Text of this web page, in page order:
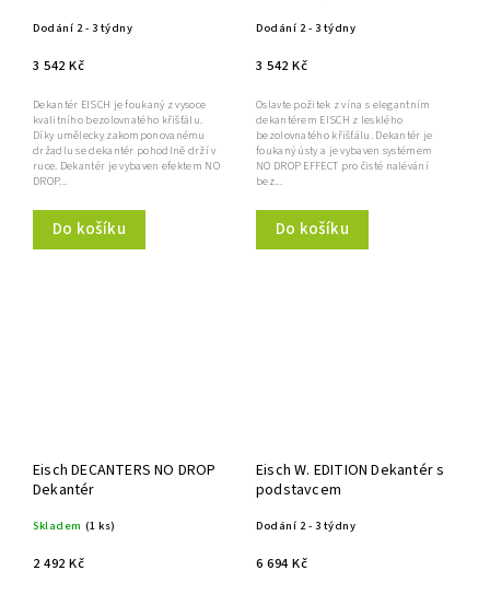
Dodání 2 - 3 týdny
3 542 Kč
Do košíku
Dekantér EISCH je foukaný z vysoce
kvalitního bezolovnatého křišťálu.
Díky umělecky zakomponovanému
držadlu se dekantér pohodlně drží v
ruce. Dekantér je vybaven efektem NO
DROP...
Dodání 2 - 3 týdny
3 542 Kč
Do košíku
Oslavte požitek z vína s elegantním
dekantérem EISCH z lesklého
bezolovnatého křišťálu. Dekantér je
foukaný ústy a je vybaven systémem
NO DROP EFFECT pro čisté nalévání
bez...
Eisch DECANTERS NO DROP
Dekantér
Skladem (1 ks)
2 492 Kč
Eisch W. EDITION Dekantér s
podstavcem
Dodání 2 - 3 týdny
6 694 Kč